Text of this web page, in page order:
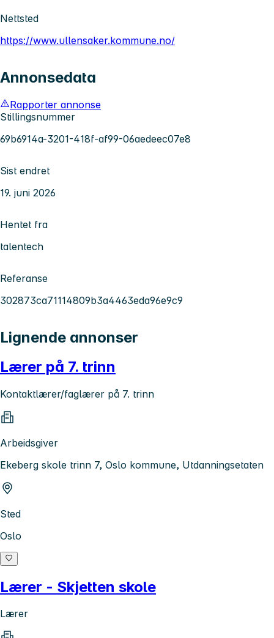
Nettsted
https://www.ullensaker.kommune.no/
Annonsedata
Rapporter annonse
Stillingsnummer
69b6914a-3201-418f-af99-06aedeec07e8
Sist endret
19. juni 2026
Hentet fra
talentech
Referanse
302873ca71114809b3a4463eda96e9c9
Lignende annonser
Lærer på 7. trinn
Kontaktlærer/faglærer på 7. trinn
Arbeidsgiver
Ekeberg skole trinn 7, Oslo kommune, Utdanningsetaten
Sted
Oslo
Lærer - Skjetten skole
Lærer